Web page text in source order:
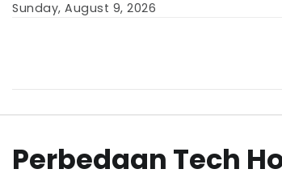
SkipSunday, August 9, 2026
Perbedaan Tech